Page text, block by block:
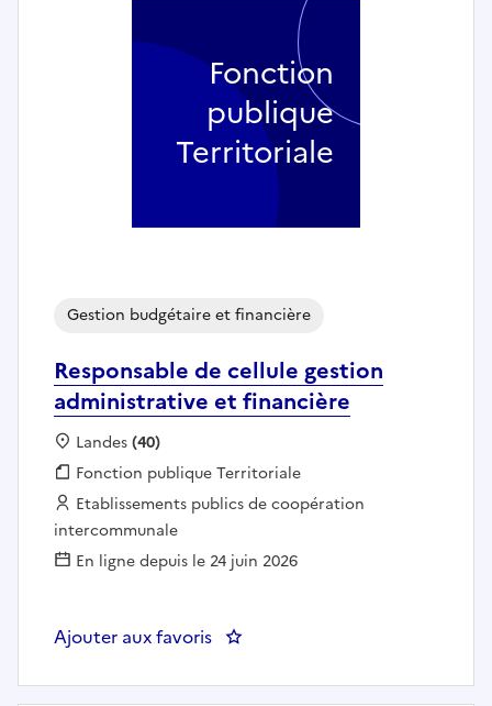
Responsable de cellule gestion
administrative et financière
Gestion budgétaire et financière
Localisation :
Landes(40)
Fonction publique :
Fonction publique Territoriale
Employeur :
Etablissements publics de coopération
intercommunale
En ligne depuis le 24 juin 2026
Ajouter aux favoris : Responsable de cellule
Fonction
publique
Territoriale